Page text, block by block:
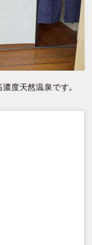
度天然温泉です。